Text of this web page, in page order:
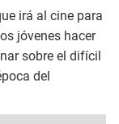
irá al cine para
jóvenes hacer
sobre el difícil
del